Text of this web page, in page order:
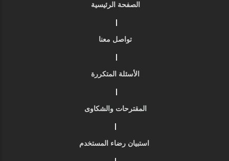
الصفحة الرئيسية
|
تواصل معنا
|
الأسئلة المتكررة
|
المقترحات والشكاوى
|
استبيان رضاء المستخدم